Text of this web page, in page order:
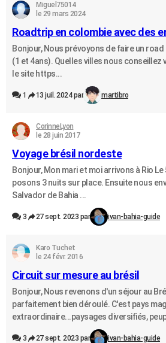
Miguel75014
le 29 mars 2024
Roadtrip en colombie avec des
Bonjour, Nous prévoyons de faire un
(1 et 4ans). Quelles villes nous conseillez
le site https...
1 13 juil. 2024 par martibro
CorinneLyon
le 28 juin 2017
Voyage brésil nordeste
Bonjour, Mon mari et moi arrivons à Rio
posons 3 nuits sur place. Ensuite nous
Salvador de Bahia ...
3 27 sept. 2023 par ivan-bahia-guide
Karo Tuchet
le 24 févr. 2016
Circuit sur mesure au brésil
Bonjour, Nous revenons d'un séjour au
parfaitement bien déroulé. C'est pays
extraordinaire...paysages diversifiés,
3 27 sept. 2023 par ivan-bahia-guide